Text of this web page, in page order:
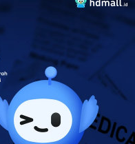
Jika ada,
atau tidak.
kecuali air
tertentu sebelum